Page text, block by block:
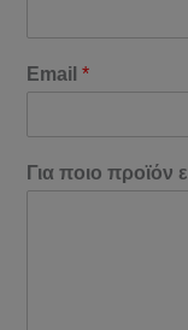
Email*
Για ποιο προϊόν